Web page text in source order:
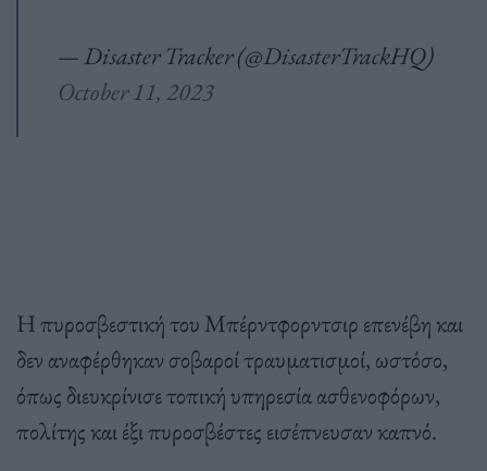
— Disaster Tracker (@DisasterTrackHQ)
October 11, 2023
Η πυροσβεστική του Μπέρντφορντσιρ επενέβη και
δεν αναφέρθηκαν σοβαροί τραυματισμοί, ωστόσο,
όπως διευκρίνισε τοπική υπηρεσία ασθενοφόρων,
πολίτης και έξι πυροσβέστες εισέπνευσαν καπνό.